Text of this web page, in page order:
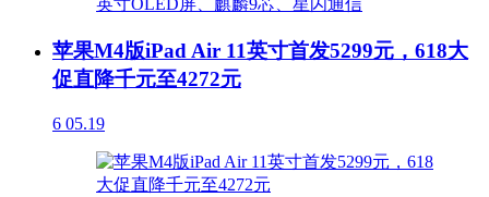
苹果M4版iPad Air 11英寸首发5299元，618大
促直降千元至4272元
6 05.19